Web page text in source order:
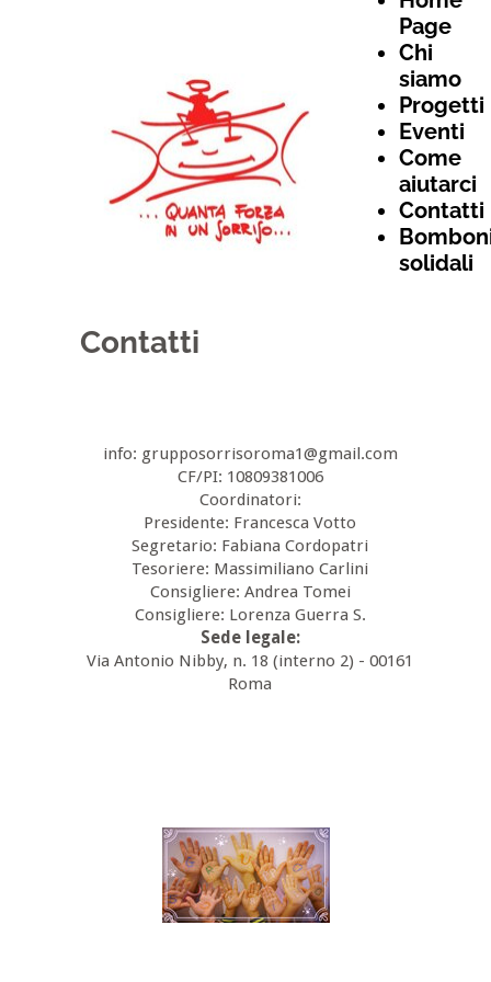
Contatti
info: grupposorrisoroma1@gmail.com
CF/PI: 10809381006
Coordinatori:
Presidente: Francesca Votto
Segretario: Fabiana Cordopatri
Tesoriere: Massimiliano Carlini
Consigliere: Andrea Tomei
Consigliere: Lorenza Guerra S.
Sede legale:
Via Antonio Nibby, n. 18 (interno 2) - 00161
Roma
Page
Chi
siamo
Progetti
Eventi
Come
aiutarci
Contatti
solidali